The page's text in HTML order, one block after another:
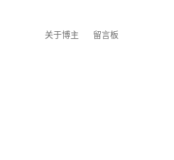
关于博主 留言板